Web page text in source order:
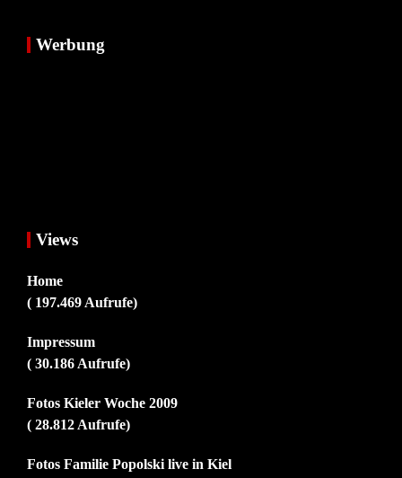
Werbung
Views
Home
( 197.469 Aufrufe)
Impressum
( 30.186 Aufrufe)
Fotos Kieler Woche 2009
( 28.812 Aufrufe)
Fotos Familie Popolski live in Kiel